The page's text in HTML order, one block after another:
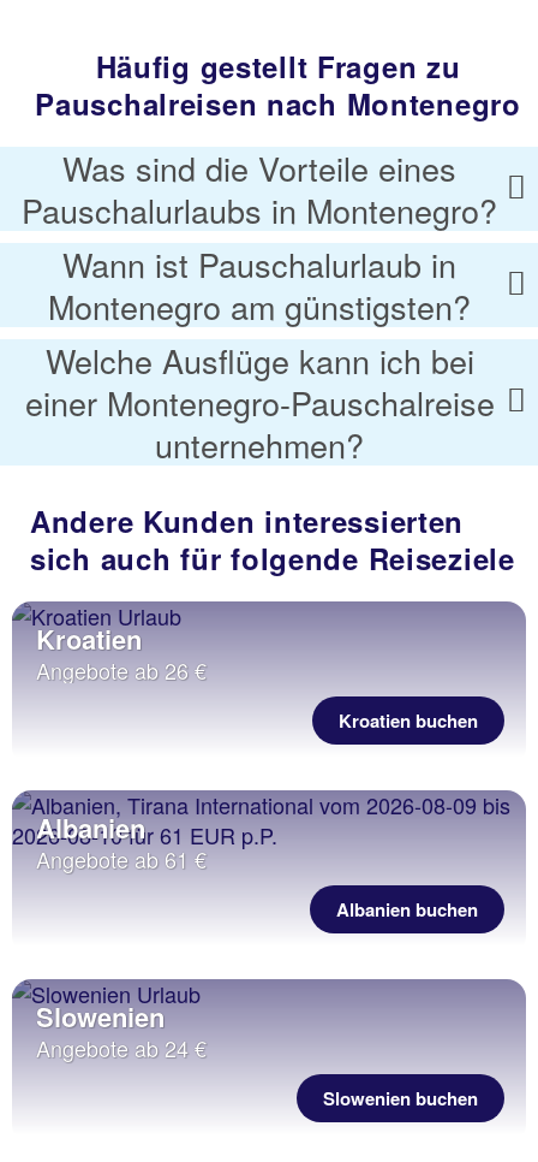
Häufig gestellt Fragen zu
Pauschalreisen nach Montenegro
Was sind die Vorteile eines
Pauschalurlaubs in Montenegro?
Wann ist Pauschalurlaub in
Montenegro am günstigsten?
Welche Ausflüge kann ich bei
einer Montenegro-Pauschalreise
unternehmen?
Andere Kunden interessierten
sich auch für folgende Reiseziele
Kroatien
Angebote ab 26 €
Kroatien buchen
Albanien
Angebote ab 61 €
Albanien buchen
Slowenien
Angebote ab 24 €
Slowenien buchen